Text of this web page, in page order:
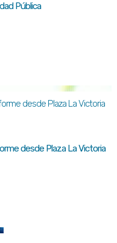
Pública
desde Plaza La Victoria